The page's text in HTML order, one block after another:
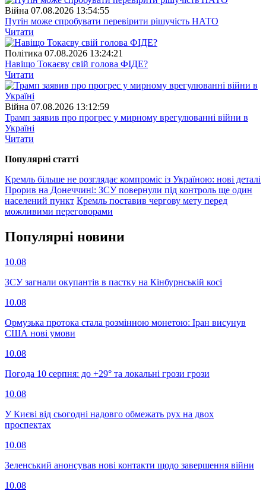
Війна 07.08.2026 13:54:55
Путін може спробувати перевірити рішучість НАТО
Читати
Полiтика 07.08.2026 13:24:21
Навіщо Токаєву свій голова ФІДЕ?
Читати
Війна 07.08.2026 13:12:59
Трамп заявив про прогрес у мирному врегулюванні війни в
Україні
Читати
Популярнi статтi
Кремль більше не розглядає компроміс із Україною: нові деталі
Прорив на Донеччині: ЗСУ повернули під контроль ще один
населений пункт Кремль поставив чергову мету перед
можливими переговорами
Популярнi новини
10.08
ЗСУ загнали окупантів в пастку на Кінбурнській косі
10.08
Ормузька протока стала розмінною монетою: Іран висунув
США нові умови
10.08
Погода 10 серпня: до +29° та локальні грози грози
10.08
У Києві від сьогодні надовго обмежать рух на двох
проспектах
10.08
Зеленський анонсував нові контакти щодо завершення війни
10.08